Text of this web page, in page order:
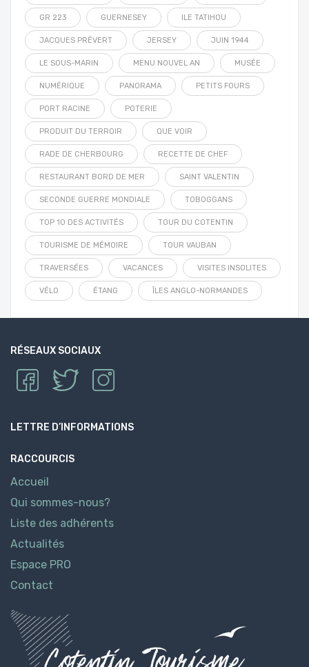
GR 223 GUERNESEY ILE TATIHOU
JACQUES PRÉVERT JERSEY JUIN 1944
LE SOUS-MARIN MENU NOUVEL AN MUSÉE
NUMÉRIQUE PANORAMA PETITS FOURS
PORT RACINE POTERIE
PRODUIT DU TERROIR QUE VOIR
RADE DE CHERBOURG RECETTE DE CHEF
RESTAURANT BORD DE MER SAINT VALENTIN
SECONDE GUERRE MONDIALE TOBOGGANS
TOP 10 DES ACTIVITÉS TOUR DU COTENTIN
TOURISME DE MÉMOIRE TOUR VAUBAN
TRAVERSÉES VACANCES VISITES INSOLITES
VÉLO ÉTANG ÎLES ANGLO-NORMANDES
RÉSEAUX SOCIAUX
LETTRE D’INFORMATIONS
RACCOURCIS
Accueil
Qui sommes-nous?
Liste des adhérents
Actualités
Espace PRO
Contact